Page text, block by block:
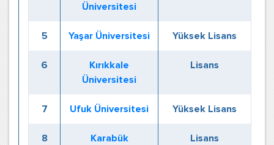
Üniversitesi
5 Yaşar Üniversitesi Yüksek Lisans
6
Kırıkkale
Üniversitesi
Lisans
7 Ufuk Üniversitesi Yüksek Lisans
8
Karabük
Lisans